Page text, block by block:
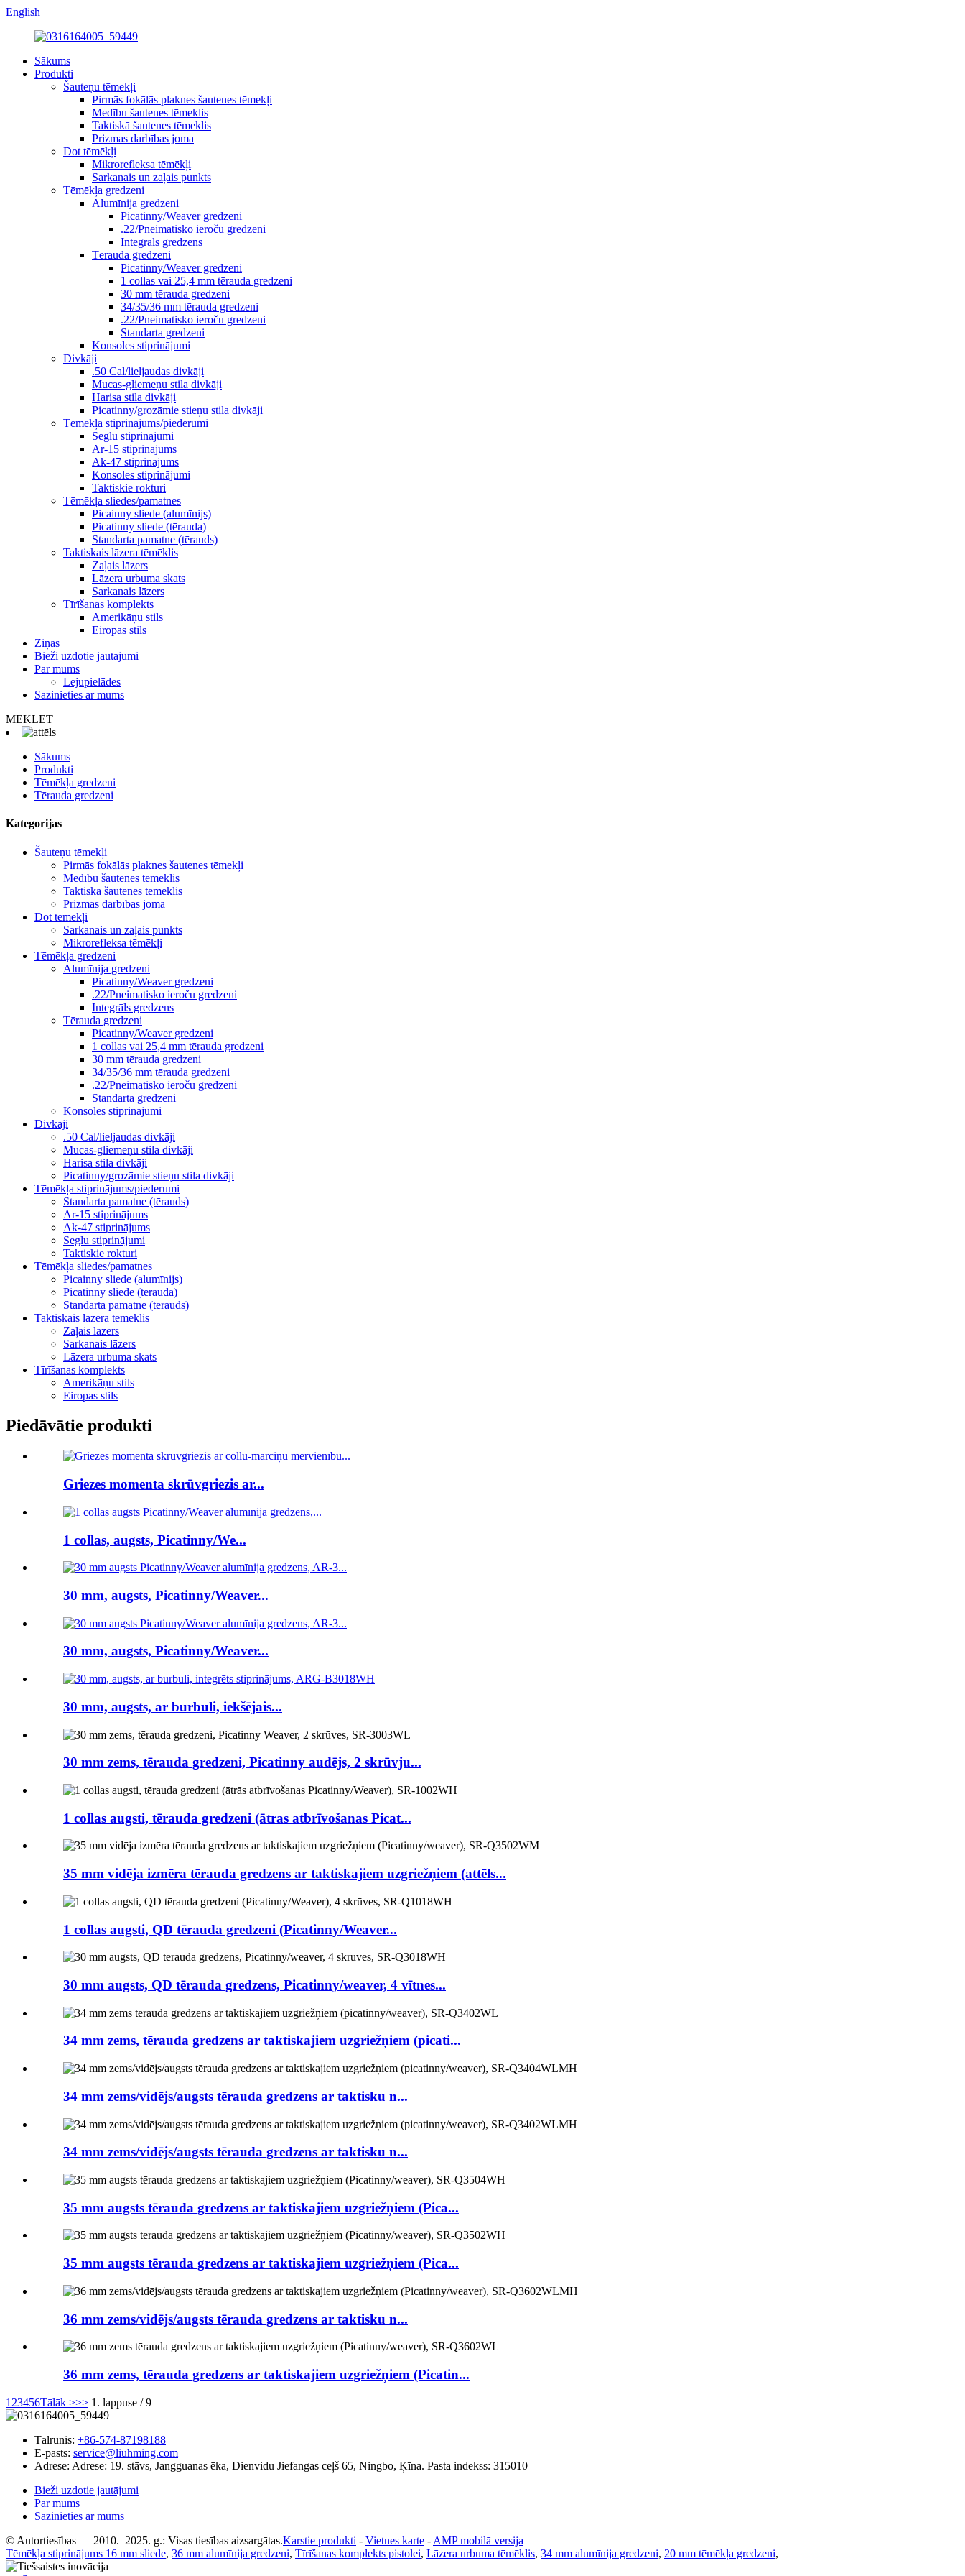
English
Sākums
Produkti
Šauteņu tēmekļi
Pirmās fokālās plaknes šautenes tēmekļi
Medību šautenes tēmeklis
Taktiskā šautenes tēmeklis
Prizmas darbības joma
Dot tēmēkļi
Mikrorefleksa tēmēkļi
Sarkanais un zaļais punkts
Tēmēkļa gredzeni
Alumīnija gredzeni
Picatinny/Weaver gredzeni
.22/Pneimatisko ieroču gredzeni
Integrāls gredzens
Tērauda gredzeni
Picatinny/Weaver gredzeni
1 collas vai 25,4 mm tērauda gredzeni
30 mm tērauda gredzeni
34/35/36 mm tērauda gredzeni
.22/Pneimatisko ieroču gredzeni
Standarta gredzeni
Konsoles stiprinājumi
Divkāji
.50 Cal/lieljaudas divkāji
Mucas-gliemeņu stila divkāji
Harisa stila divkāji
Picatinny/grozāmie stieņu stila divkāji
Tēmēkļa stiprinājums/piederumi
Seglu stiprinājumi
Ar-15 stiprinājums
Ak-47 stiprinājums
Konsoles stiprinājumi
Taktiskie rokturi
Tēmēkļa sliedes/pamatnes
Picainny sliede (alumīnijs)
Picatinny sliede (tērauda)
Standarta pamatne (tērauds)
Taktiskais lāzera tēmēklis
Zaļais lāzers
Lāzera urbuma skats
Sarkanais lāzers
Tīrīšanas komplekts
Amerikāņu stils
Eiropas stils
Ziņas
Bieži uzdotie jautājumi
Par mums
Lejupielādes
Sazinieties ar mums
MEKLĒT
Sākums
Produkti
Tēmēkļa gredzeni
Tērauda gredzeni
Kategorijas
Šauteņu tēmekļi
Pirmās fokālās plaknes šautenes tēmekļi
Medību šautenes tēmeklis
Taktiskā šautenes tēmeklis
Prizmas darbības joma
Dot tēmēkļi
Sarkanais un zaļais punkts
Mikrorefleksa tēmēkļi
Tēmēkļa gredzeni
Alumīnija gredzeni
Picatinny/Weaver gredzeni
.22/Pneimatisko ieroču gredzeni
Integrāls gredzens
Tērauda gredzeni
Picatinny/Weaver gredzeni
1 collas vai 25,4 mm tērauda gredzeni
30 mm tērauda gredzeni
34/35/36 mm tērauda gredzeni
.22/Pneimatisko ieroču gredzeni
Standarta gredzeni
Konsoles stiprinājumi
Divkāji
.50 Cal/lieljaudas divkāji
Mucas-gliemeņu stila divkāji
Harisa stila divkāji
Picatinny/grozāmie stieņu stila divkāji
Tēmēkļa stiprinājums/piederumi
Standarta pamatne (tērauds)
Ar-15 stiprinājums
Ak-47 stiprinājums
Seglu stiprinājumi
Taktiskie rokturi
Tēmēkļa sliedes/pamatnes
Picainny sliede (alumīnijs)
Picatinny sliede (tērauda)
Standarta pamatne (tērauds)
Taktiskais lāzera tēmēklis
Zaļais lāzers
Sarkanais lāzers
Lāzera urbuma skats
Tīrīšanas komplekts
Amerikāņu stils
Eiropas stils
Piedāvātie produkti
Griezes momenta skrūvgriezis ar...
1 collas, augsts, Picatinny/We...
30 mm, augsts, Picatinny/Weaver...
30 mm, augsts, Picatinny/Weaver...
30 mm, augsts, ar burbuli, iekšējais...
30 mm zems, tērauda gredzeni, Picatinny audējs, 2 skrūvju...
1 collas augsti, tērauda gredzeni (ātras atbrīvošanas Picat...
35 mm vidēja izmēra tērauda gredzens ar taktiskajiem uzgriežņiem (attēls...
1 collas augsti, QD tērauda gredzeni (Picatinny/Weaver...
30 mm augsts, QD tērauda gredzens, Picatinny/weaver, 4 vītnes...
34 mm zems, tērauda gredzens ar taktiskajiem uzgriežņiem (picati...
34 mm zems/vidējs/augsts tērauda gredzens ar taktisku n...
34 mm zems/vidējs/augsts tērauda gredzens ar taktisku n...
35 mm augsts tērauda gredzens ar taktiskajiem uzgriežņiem (Pica...
35 mm augsts tērauda gredzens ar taktiskajiem uzgriežņiem (Pica...
36 mm zems/vidējs/augsts tērauda gredzens ar taktisku n...
36 mm zems, tērauda gredzens ar taktiskajiem uzgriežņiem (Picatin...
1 23456Tālāk >>> 1. lappuse / 9
Tālrunis: +86-574-87198188
E-pasts: service@liuhming.com
Adrese: Adrese: 19. stāvs, Jangguanas ēka, Dienvidu Jiefangas ceļš 65, Ningbo, Ķīna. Pasta indekss: 315010
Bieži uzdotie jautājumi
Par mums
Sazinieties ar mums
© Autortiesības — 2010.–2025. g.: Visas tiesības aizsargātas.Karstie produkti - Vietnes karte - AMP mobilā versija
Tēmēkļa stiprinājums 16 mm sliede, 36 mm alumīnija gredzeni, Tīrīšanas komplekts pistolei, Lāzera urbuma tēmēklis, 34 mm alumīnija gredzeni, 20 mm tēmēkļa gredzeni,